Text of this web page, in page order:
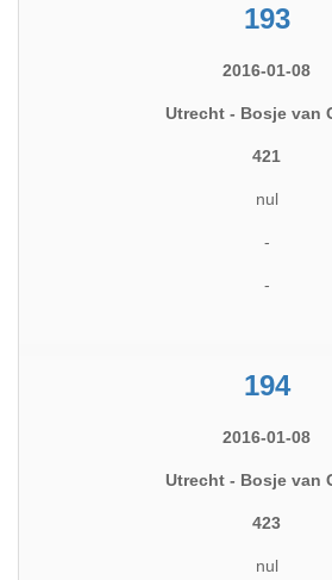
193
2016-01-08
Utrecht - Bosje van
421
nul
-
-
194
2016-01-08
Utrecht - Bosje van
423
nul